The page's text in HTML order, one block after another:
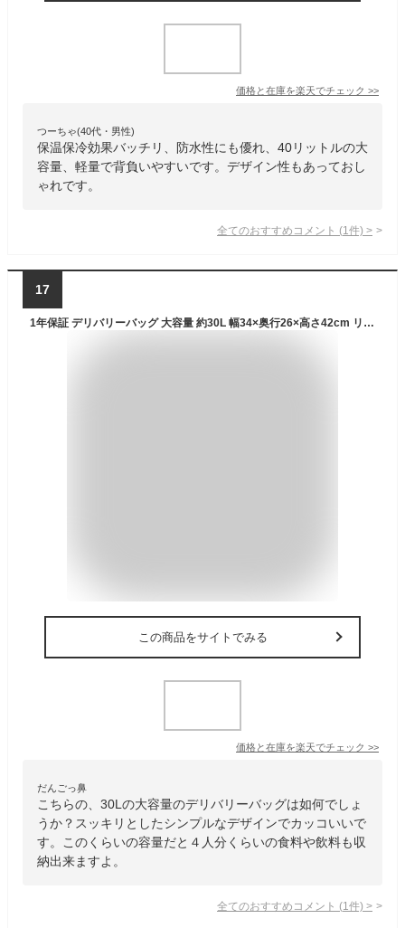
価格と在庫を楽天でチェック >>
つーちゃ(40代・男性)
保温保冷効果バッチリ、防水性にも優れ、40リットルの大
容量、軽量で背負いやすいです。デザイン性もあっておし
ゃれです。
全てのおすすめコメント (1 件) >
17
1年保証 デリバリーバッグ 大容量 約30L 幅34×奥行26×高さ42cm リュック バックバック 折りたたみ 保温/保冷/防水/二段 仕切り板/反射テープ/ポケット 宅配用 配達用 出前用 デリバリー用 宅配バッグ 保温バッグ 保冷バッグ デリバリーボックス ●[送料無料][あす楽]
この商品をサイトでみる
価格と在庫を楽天でチェック >>
だんごっ鼻
こちらの、30Lの大容量のデリバリーバッグは如何でしょ
うか？スッキリとしたシンプルなデザインでカッコいいで
す。このくらいの容量だと４人分くらいの食料や飲料も収
納出来ますよ。
全てのおすすめコメント (1 件) >